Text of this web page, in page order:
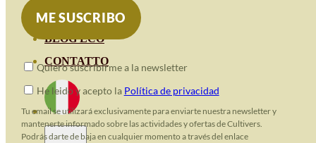
RECURSOS
BLOG ECO
CONTATTO
Quiero suscribirme a la newsletter
He leido y acepto la Política de privacidad
Tu email se utilizará exclusivamente para enviarte nuestra newsletter y
mantenerte informado sobre las actividades y ofertas de Cultivers.
Podrás darte de baja en cualquier momento a través del enlace